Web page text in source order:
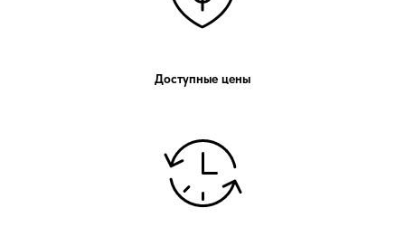
Доступные цены